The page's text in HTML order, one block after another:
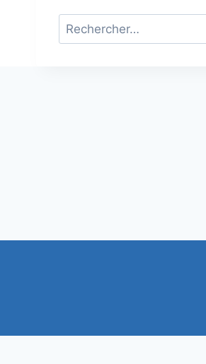
Rechercher :